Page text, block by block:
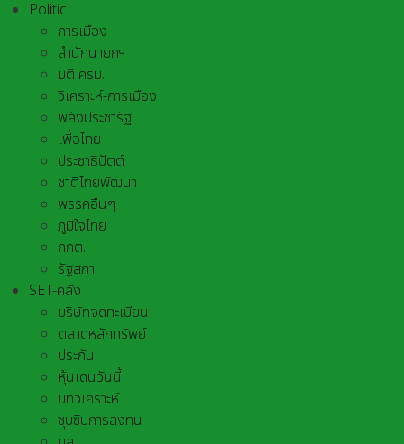
Politic
การเมือง
สำนักนายกฯ
มติ ครม.
วิเคราะห์-การเมือง
พลังประชารัฐ
เพื่อไทย
ประชาธิปัตต์
ชาติไทยพัฒนา
พรรคอื่นๆ
ภูมิใจไทย
กกต.
รัฐสภา
SET-คลัง
บริษัทจดทะเบียน
ตลาดหลักทรัพย์
ประกัน
หุ้นเด่นวันนี้
บทวิเคราะห์
ซุบซิบการลงทุน